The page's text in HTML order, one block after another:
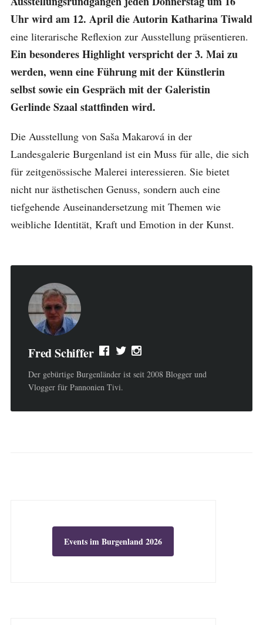
Uhr wird am 12. April die Autorin Katharina Tiwald
eine literarische Reflexion zur Ausstellung präsentieren.
Ein besonderes Highlight verspricht der 3. Mai zu
werden, wenn eine Führung mit der Künstlerin
selbst sowie ein Gespräch mit der Galeristin
Gerlinde Szaal stattfinden wird.
Die Ausstellung von Saša Makarová in der
Landesgalerie Burgenland ist ein Muss für alle, die sich
für zeitgenössische Malerei interessieren. Sie bietet
nicht nur ästhetischen Genuss, sondern auch eine
tiefgehende Auseinandersetzung mit Themen wie
weibliche Identität, Kraft und Emotion in der Kunst.
Fred Schiffer
Der gebürtige Burgenländer ist seit 2008 Blogger und
Vlogger für Pannonien Tivi.
Events im Burgenland 2026